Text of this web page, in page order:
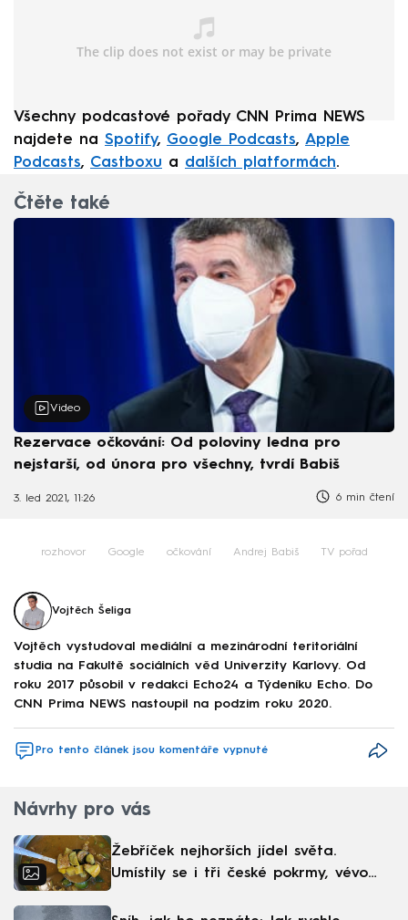
Všechny podcastové pořady CNN Prima NEWS
najdete na Spotify, Google Podcasts, Apple
Podcasts, Castboxu a dalších platformách.
Čtěte také
Video
Rezervace očkování: Od poloviny ledna pro
nejstarší, od února pro všechny, tvrdí Babiš
3. led 2021, 11:26 6 min čtení
rozhovor Google očkování Andrej Babiš TV pořad
Vojtěch Šeliga
Vojtěch vystudoval mediální a mezinárodní teritoriální
studia na Fakultě sociálních věd Univerzity Karlovy. Od
roku 2017 působil v redakci Echo24 a Týdeníku Echo. Do
CNN Prima NEWS nastoupil na podzim roku 2020.
Pro tento článek jsou komentáře vypnuté
Návrhy pro vás
Žebříček nejhorších jídel světa.
Umístily se i tři české pokrmy, vévodí